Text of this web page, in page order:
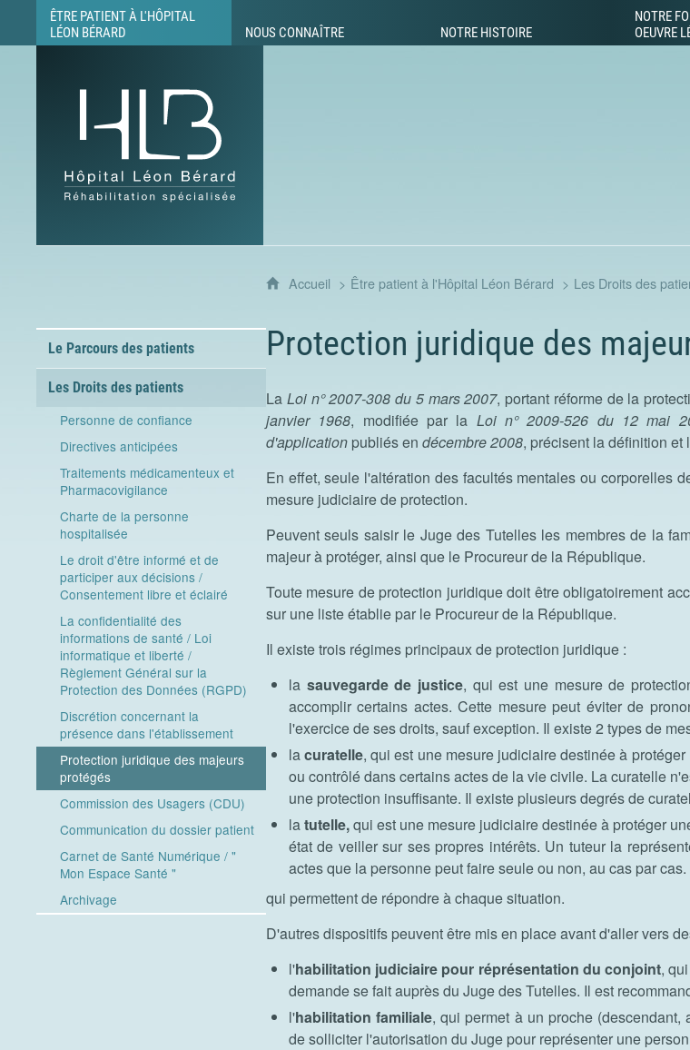
ÊTRE PATIENT À L'HÔPITAL
LÉON BÉRARD
NOUS CONNAÎTRE NOTRE HISTOIRE
NOTRE
OEUVRE
Le Parcours des patients
Les Droits des patients
Personne de confiance
Directives anticipées
Traitements médicamenteux et
Pharmacovigilance
Charte de la personne
hospitalisée
Le droit d'être informé et de
participer aux décisions /
Consentement libre et éclairé
La confidentialité des
informations de santé / Loi
informatique et liberté /
Règlement Général sur la
Protection des Données (RGPD)
Discrétion concernant la
présence dans l'établissement
Protection juridique des majeurs
protégés
Commission des Usagers (CDU)
Communication du dossier patient
Carnet de Santé Numérique / "
Mon Espace Santé "
Archivage
Accueil Être patient à l'Hôpital Léon Bérard Les Droits des
Protection juridique des
LaLoi n° 2007-308 du 5 mars 2007, portant réforme de la
janvier 1968, modifiée par la Loi n° 2009-526 du 12 mai
d'applicationpubliés en décembre 2008, précisent la définition
En effet, seule l'altération des facultés mentales ou corporelles
mesure judiciaire de protection.
Peuvent seuls saisir le Juge des Tutelles les membres de la
majeur à protéger, ainsi que le Procureur de la République.
Toute mesure de protection juridique doit être obligatoirement
sur une liste établie par le Procureur de la République.
Il existe trois régimes principaux de protection juridique :
la sauvegarde de justice, qui est une mesure de
accomplir certains actes. Cette mesure peut éviter de
l'exercice de ses droits, sauf exception. Il existe 2 types de
lacuratelle,qui est une mesure judiciaire destinée à
ou contrôlé dans certains actes de la vie civile. La curatelle
une protection insuffisante. Il existe plusieurs degrés de
latutelle,qui est une mesure judiciaire destinée à protéger
état de veiller sur ses propres intérêts. Un tuteur la
actes que la personne peut faire seule ou non, au cas par cas.
qui permettent de répondre à chaque situation.
D'autres dispositifs peuvent être mis en place avant d'aller vers
l'habilitation judiciaire pour réprésentation du conjoint, qui
demande se fait auprès du Juge des Tutelles. Il est
l'habilitation familiale,qui permet à un proche (descendant,
de solliciter l'autorisation du Juge pour représenter une